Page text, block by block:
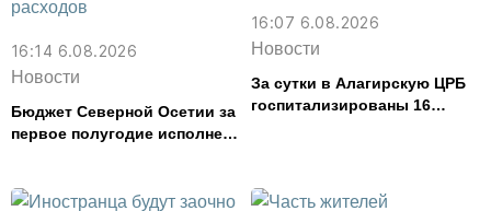
16:14 6.08.2026
Новости
Бюджет Северной Осетии за
первое полугодие исполнен
16:07 6.08.2026
Новости
За сутки в Алагирскую ЦРБ
госпитализированы 16